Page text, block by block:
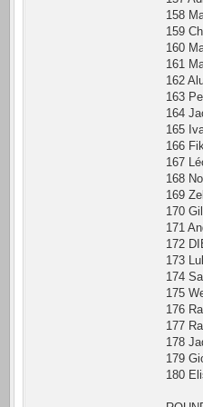
158
159
160
161
162
163
164
165
166
167
168
169
170
171
172
173
174
175
176
177
178
179
180